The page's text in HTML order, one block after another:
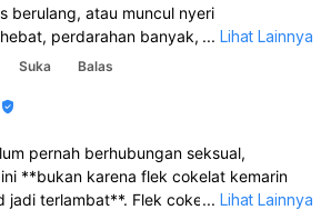
berulang, atau muncul nyeri
perdarahan banyak, pusing berat,
yang mengganggu.
... Lihat Lainnya
Suka Balas
pernah berhubungan seksual,
**bukan karena flek cokelat kemarin
jadi terlambat**. Flek cokelat sebelum
... Lihat Lainnya